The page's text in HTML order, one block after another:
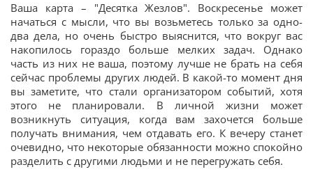
Ваша карта – "Десятка Жезлов". Воскресенье может
начаться с мысли, что вы возьметесь только за одно-
два дела, но очень быстро выяснится, что вокруг вас
накопилось гораздо больше мелких задач. Однако
часть из них не ваша, поэтому лучше не брать на себя
сейчас проблемы других людей. В какой-то момент дня
вы заметите, что стали организатором событий, хотя
этого не планировали. В личной жизни может
возникнуть ситуация, когда вам захочется больше
получать внимания, чем отдавать его. К вечеру станет
очевидно, что некоторые обязанности можно спокойно
разделить с другими людьми и не перегружать себя.